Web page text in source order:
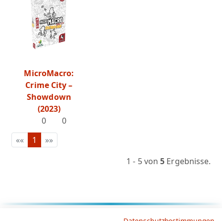
MicroMacro:
Crime City –
Showdown
(2023)
0
0
««
1
»»
1 - 5 von5 Ergebnisse.